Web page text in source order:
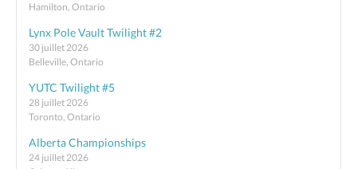
Hamilton, Ontario
Lynx Pole Vault Twilight #2
30 juillet 2026
Belleville, Ontario
YUTC Twilight #5
28 juillet 2026
Toronto, Ontario
Alberta Championships
24 juillet 2026